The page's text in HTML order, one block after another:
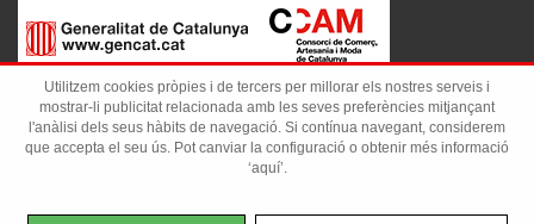
Utilitzem cookies pròpies i de tercers per millorar els nostres serveis i
mostrar-li publicitat relacionada amb les seves preferències mitjançant
l'anàlisi dels seus hàbits de navegació. Si contínua navegant, considerem
que accepta el seu ús. Pot canviar la configuració o obtenir més informació
‘aquí’.